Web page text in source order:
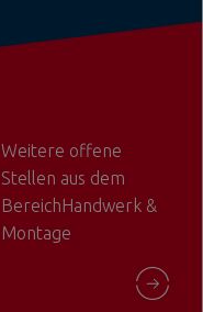
Weitere offene
Stellen aus dem
BereichHandwerk &
Montage